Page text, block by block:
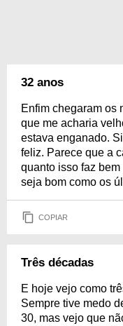
32 anos
Enfim chegaram os
que me acharia
estava enganado.
feliz. Parece que a
quanto isso faz
seja bom como os
COPIAR
Três décadas
E hoje vejo como
Sempre tive medo
30, mas vejo que